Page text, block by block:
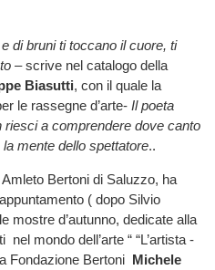
di bruni ti toccano il cuore, ti
– scrive nel catalogo della
Biasutti, con il quale la
le rassegne d’arte- Il poeta
riesci a comprendere dove canto
mente dello spettatore..
Bertoni di Saluzzo, ha
( dopo Silvio
mostre d’autunno, dedicate alla
mondo dell’arte “ “L’artista -
Fondazione Bertoni Michele